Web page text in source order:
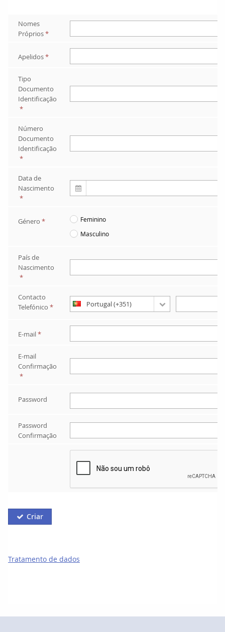
Nomes
Próprios*
Apelidos*
Tipo
Documento
Identificação
*
Número
Documento
Identificação
*
Data de
Nascimento
*
Género *
Feminino
Masculino
País de
Nascimento
*
Contacto
Telefónico *
E-mail*
E-mail
Confirmação
*
Password
Password
Confirmação
 Criar
Tratamento de dados